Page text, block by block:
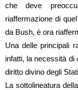
che deve
riaffermazione di
da Bush, è ora
Una delle principali
infatti, la necessità di
diritto divino degli
La sottolineatura